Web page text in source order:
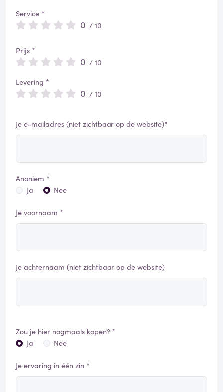
Service *
0 / 10
Prijs *
0 / 10
Levering *
0 / 10
Je e-mailadres (niet zichtbaar op de website)*
Anoniem *
Ja
Nee
Je voornaam *
Je achternaam (niet zichtbaar op de website)
Zou je hier nogmaals kopen? *
Ja
Nee
Je ervaring in één zin *